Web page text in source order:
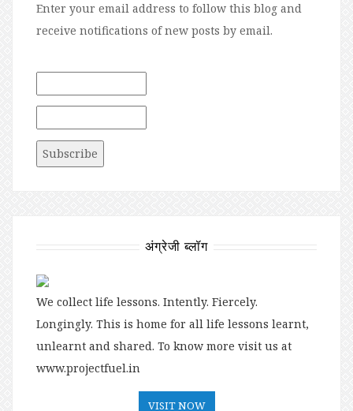
Enter your email address to follow this blog and
receive notifications of new posts by email.
अंग्रेजी ब्लॉग
We collect life lessons. Intently. Fiercely.
Longingly. This is home for all life lessons learnt,
unlearnt and shared. To know more visit us at
www.projectfuel.in
VISIT NOW